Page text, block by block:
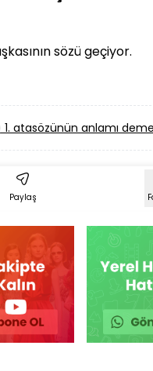
sözü geçiyor.
atasözünün anlamı
Paylaş